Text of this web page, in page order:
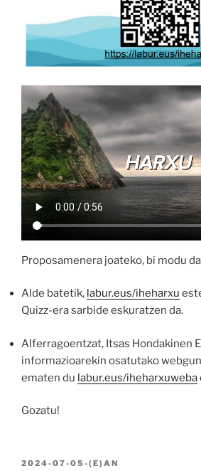
Proposamenera joateko, bi modu
Alde batetik, labur.eus/iheharxu
Quizz-era sarbide eskuratzen da.
Alferragoentzat, Itsas Hondakinen
informazioarekin osatutako
ematen du labur.eus/iheharxuweba
Gozatu!
2024-07-05 -(E)AN